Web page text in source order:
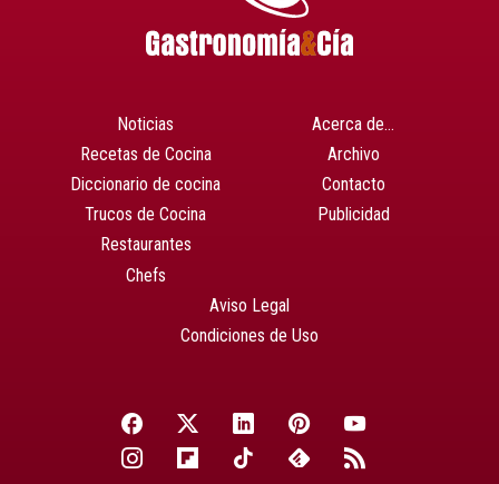
Noticias
Recetas de Cocina
Diccionario de cocina
Trucos de Cocina
Restaurantes
Chefs
Acerca de…
Archivo
Contacto
Publicidad
Aviso Legal
Condiciones de Uso